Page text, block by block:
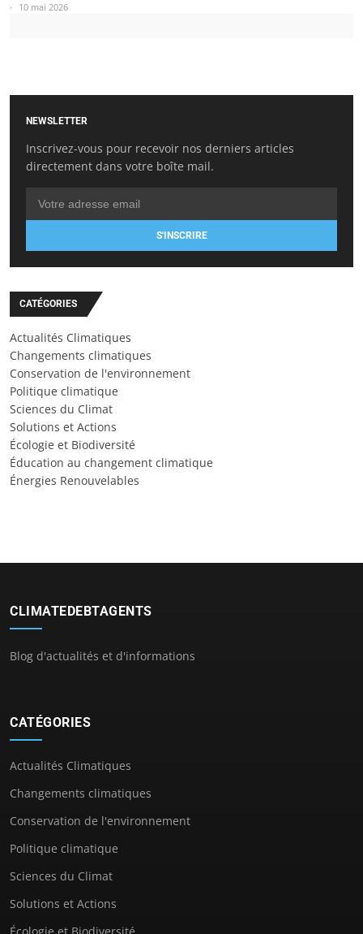
10 mai 2026
NEWSLETTER
Inscrivez-vous pour recevoir nos derniers articles
directement dans votre boîte mail.
S'INSCRIRE
CATÉGORIES
Actualités Climatiques
Changements climatiques
Conservation de l'environnement
Politique climatique
Sciences du Climat
Solutions et Actions
Écologie et Biodiversité
Éducation au changement climatique
Énergies Renouvelables
CLIMATEDEBTAGENTS
Blog d'actualités et d'informations
CATÉGORIES
Actualités Climatiques
Changements climatiques
Conservation de l'environnement
Politique climatique
Sciences du Climat
Solutions et Actions